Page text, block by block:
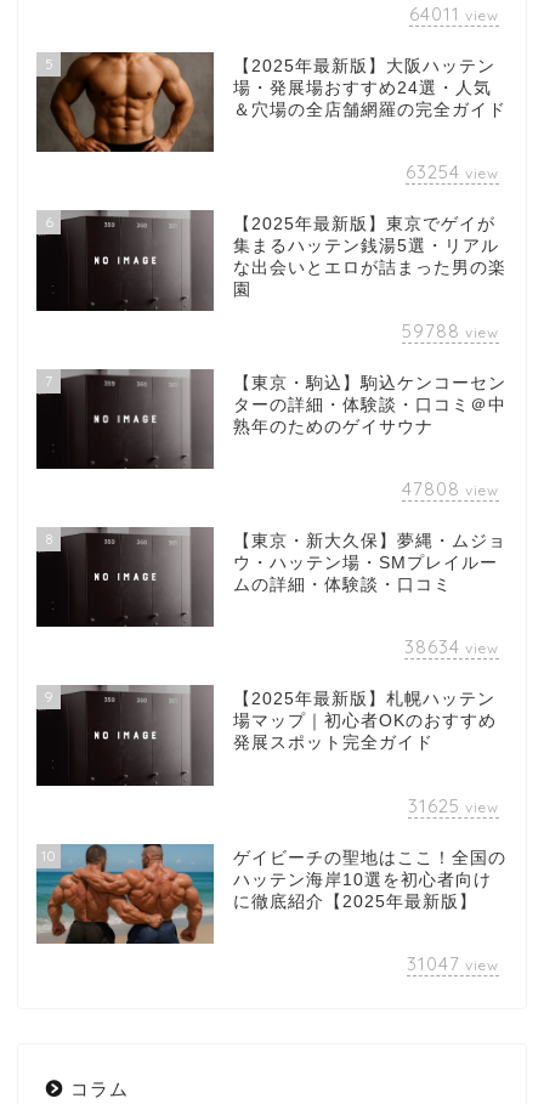
64011 view
5
【2025年最新版】大阪ハッテン
場・発展場おすすめ24選・人気
＆穴場の全店舗網羅の完全ガイド
63254 view
6
【2025年最新版】東京でゲイが
集まるハッテン銭湯5選・リアル
な出会いとエロが詰まった男の楽
園
59788 view
7
【東京・駒込】駒込ケンコーセン
ターの詳細・体験談・口コミ＠中
熟年のためのゲイサウナ
47808 view
8
【東京・新大久保】夢縄・ムジョ
ウ・ハッテン場・SMプレイルー
ムの詳細・体験談・口コミ
38634 view
9
【2025年最新版】札幌ハッテン
場マップ｜初心者OKのおすすめ
発展スポット完全ガイド
31625 view
10
ゲイビーチの聖地はここ！全国の
ハッテン海岸10選を初心者向け
に徹底紹介【2025年最新版】
31047 view
コラム